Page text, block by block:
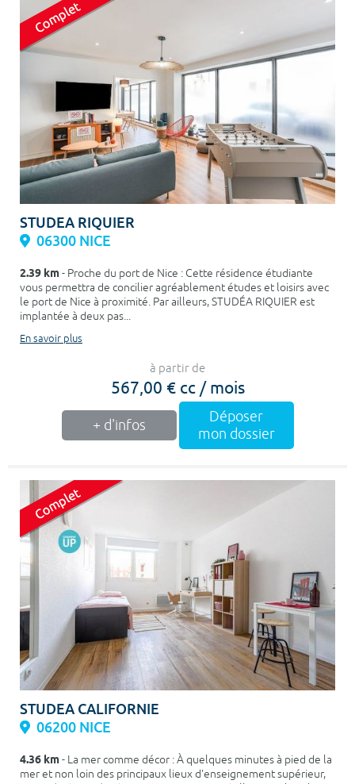
STUDEA RIQUIER
06300 NICE
2.39 km- Proche du port de Nice : Cette résidence étudiante
vous permettra de concilier agréablement études et loisirs avec
le port de Nice à proximité. Par ailleurs, STUDÉA RIQUIER est
implantée à deux pas...
En savoir plus
à partir de
567,00 € cc / mois
+ d'infos
Déposer
mon dossier
STUDEA CALIFORNIE
06200 NICE
4.36 km- La mer comme décor : À quelques minutes à pied de la
mer et non loin des principaux lieux d'enseignement supérieur,